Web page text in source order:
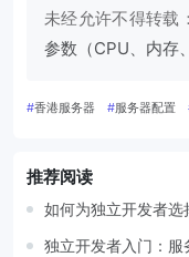
未经允许不得转载
参数（CPU、内存
#香港服务器 #服务器配置
推荐阅读
如何为独立开发者选
独立开发者入门：